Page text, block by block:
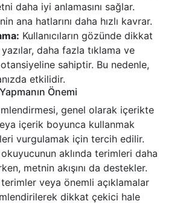
daha iyi anlamasını sağlar.
ana hatlarını daha hızlı kavrar.
Kullanıcıların gözünde dikkat
daha fazla tıklama ve
sahiptir. Bu nedenle,
etkilidir.
Önemi
genel olarak içerikte
içerik boyunca kullanmak
vurgulamak için tercih edilir.
okuyucunun aklında terimleri daha
metnin akışını da destekler.
veya önemli açıklamalar
dikkat çekici hale